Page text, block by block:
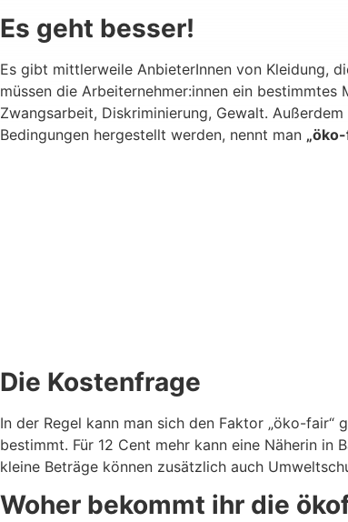
Es geht besser!
Es gibt mittlerweile AnbieterInnen von Kleidung,
müssen die Arbeiternehmer:innen ein
Zwangsarbeit, Diskriminierung, Gewalt.
Bedingungen hergestellt werden, nennt man
Die Kostenfrage
In der Regel kann man sich den Faktor „öko-fair“
bestimmt. Für 12 Cent mehr kann eine Näherin
kleine Beträge können zusätzlich auch
Woher bekommt ihr die